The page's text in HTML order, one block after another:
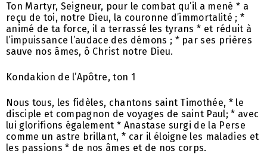
Ton Martyr, Seigneur, pour le combat qu’il a mené * a
reçu de toi, notre Dieu, la couronne d’immortalité ; *
animé de ta force, il a terrassé les tyrans * et réduit à
l’impuissance l’audace des démons ; * par ses prières
sauve nos âmes, ô Christ notre Dieu.
Kondakion de l’Apôtre, ton 1
Nous tous, les fidèles, chantons saint Timothée, * le
disciple et compagnon de voyages de saint Paul; * avec
lui glorifions également * Anastase surgi de la Perse
comme un astre brillant, * car il éloigne les maladies et
les passions * de nos âmes et de nos corps.